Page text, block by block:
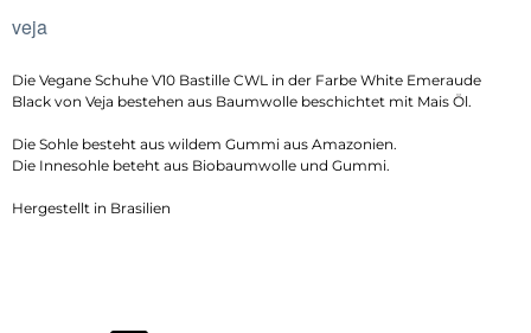
veja
Die Vegane Schuhe V10 Bastille CWL in der Farbe White Emeraude
Black von Veja bestehen aus Baumwolle beschichtet mit Mais Öl.
Die Sohle besteht aus wildem Gummi aus Amazonien.
Die Innesohle beteht aus Biobaumwolle und Gummi.
Hergestellt in Brasilien